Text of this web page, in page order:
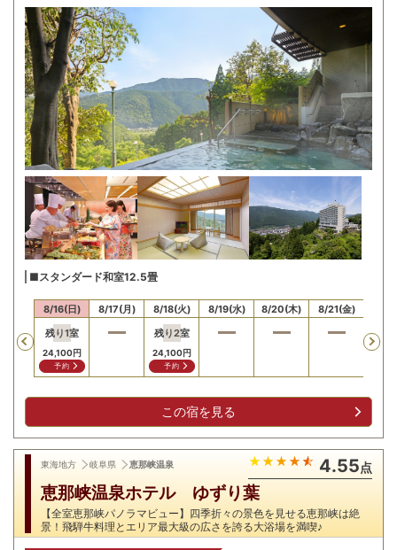
■スタンダード和室12.5畳
Previous
8/16(日)
残り1室
24,100円
予約
8/17(月)
8/18(火)
残り2室
24,100円
予約
8/19(水) 8/20(木) 8/21(金)
この宿を見る
東海地方 岐阜県 恵那峡温泉 4.55点
恵那峡温泉ホテル ゆずり葉
【全室恵那峡パノラマビュー】四季折々の景色を見せる恵那峡は絶
景！飛騨牛料理とエリア最大級の広さを誇る大浴場を満喫♪